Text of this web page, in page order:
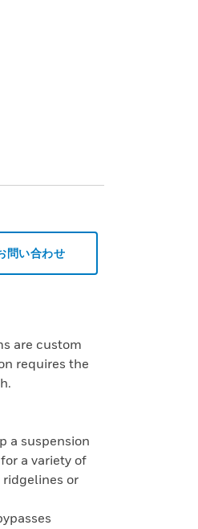
問い合わせ
are custom
requires the
a suspension
a variety of
or